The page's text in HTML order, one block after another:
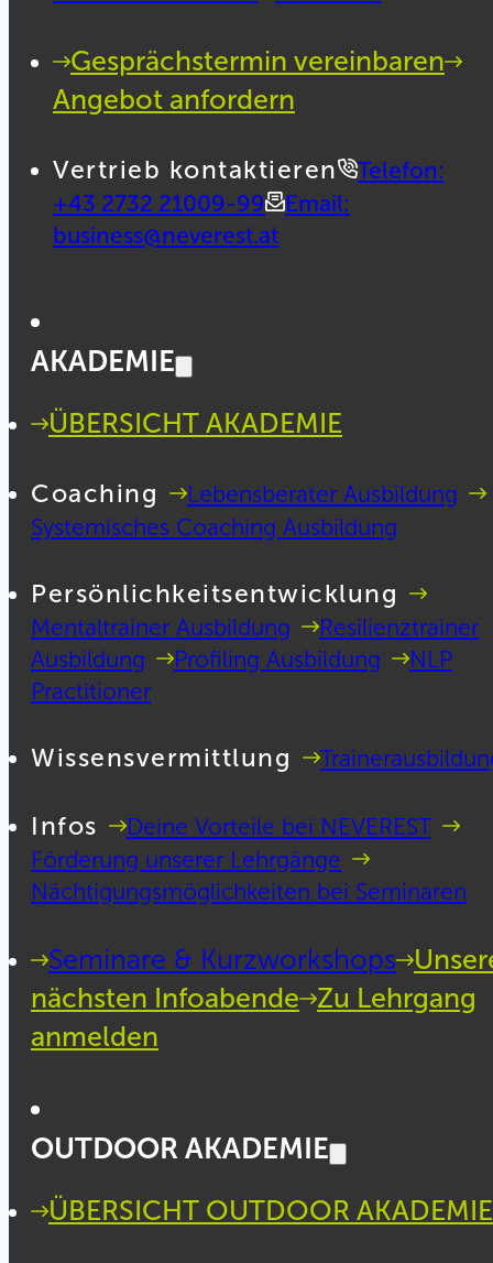
Gesprächstermin vereinbaren
Angebot anfordern
Vertrieb kontaktieren
Telefon:
+43 2732 21009-99
Email:
business@neverest.at
AKADEMIE
ÜBERSICHT AKADEMIE
Coaching
Lebensberater Ausbildung
Systemisches Coaching Ausbildung
Persönlichkeitsentwicklung
Mentaltrainer Ausbildung
Resilienztrainer
Ausbildung
Profiling Ausbildung
NLP
Practitioner
Wissensvermittlung
Infos
Deine Vorteile bei NEVEREST
Förderung unserer Lehrgänge
Nächtigungsmöglichkeiten bei Seminaren
Seminare & Kurzworkshops
nächsten Infoabende Zu Lehrgang
anmelden
OUTDOOR AKADEMIE
ÜBERSICHT OUTDOOR AKADEMIE